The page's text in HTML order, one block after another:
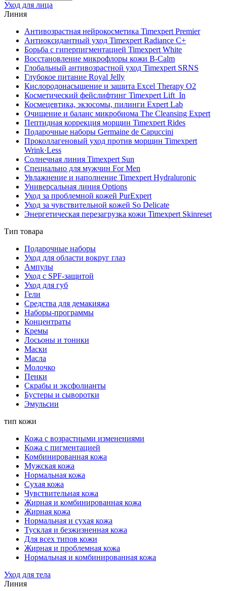
Уход для лица
Линия
Антивозрастная нейрокосметика Timexpert Premier
Антиоксидантный уход Timexpert Radiance C+
Борьба с гиперпигментацией Timexpert White
Восстановление микрофлоры кожи B-Calm
Глобальный антивозрастной уход Timexpert SRNS
Глубокое питание Royal Jelly
Кислородонасыщение и защита Excel Therapy O2
Косметический фейслифтинг Timexpert Lift_In
Космецевтика, экзосомы, пилинги Expert Lab
Очищение и баланс микробиома The Cleansing Expert
Пептидная коррекция морщин Timexpert Rides
Подарочные наборы Germaine de Capuccini
Проколлагеновый уход против морщин Timexpert
Wrink·Less
Солнечная линия Timexpert Sun
Специально для мужчин For Men
Увлажнение и наполнение Timexpert Hydraluronic
Универсальная линия Options
Уход за проблемной кожей PurExpert
Уход за чувствительной кожей So Delicate
Энергетическая перезагрузка кожи Timexpert Skinreset
Тип товара
Подарочные наборы
Уход для области вокруг глаз
Ампулы
Уход с SPF-защитой
Уход для губ
Гели
Средства для демакияжа
Наборы-программы
Концентраты
Кремы
Лосьоны и тоники
Маски
Масла
Молочко
Пенки
Скрабы и эксфолианты
Бустеры и сыворотки
Эмульсии
тип кожи
Кожа с возрастными изменениями
Кожа с пигментацией
Комбинированная кожа
Мужская кожа
Нормальная кожа
Сухая кожа
Чувствительная кожа
Жирная и комбинированная кожа
Жирная кожа
Нормальная и сухая кожа
Тусклая и безжизненная кожа
Для всех типов кожи
Жирная и проблемная кожа
Нормальная и комбинированная кожа
Уход для тела
Линия